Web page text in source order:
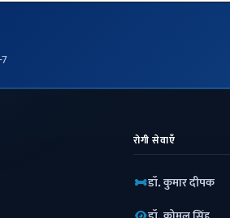
रोगी सेवाएँ
डॉ. कुमार दीपक